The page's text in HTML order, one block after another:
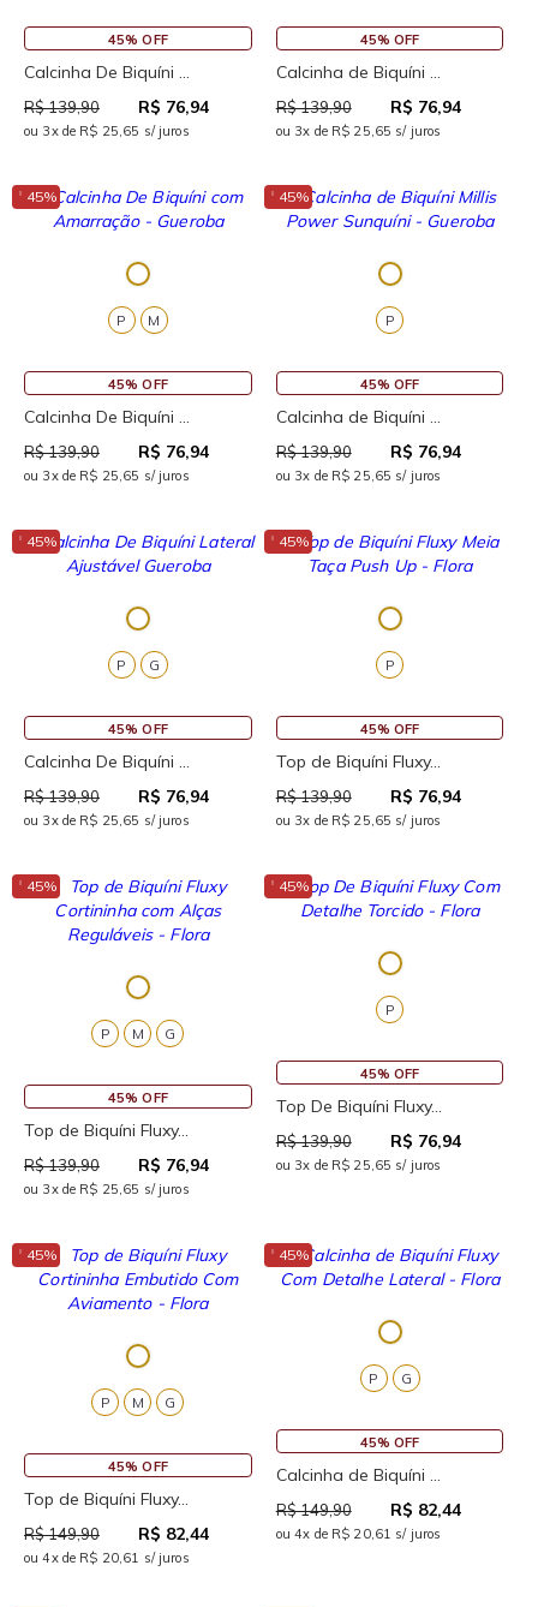
45% OFF
Calcinha De Biquíni ...
R$ 139,90 R$ 76,94
ou 3x de R$ 25,65 s/ juros
45% OFF
Calcinha de Biquíni ...
R$ 139,90 R$ 76,94
ou 3x de R$ 25,65 s/ juros
↓ 45%
M
P
45% OFF
Calcinha De Biquíni ...
R$ 139,90 R$ 76,94
ou 3x de R$ 25,65 s/ juros
↓ 45%
P
45% OFF
Calcinha de Biquíni ...
R$ 139,90 R$ 76,94
ou 3x de R$ 25,65 s/ juros
↓ 45%
G
P
45% OFF
Calcinha De Biquíni ...
R$ 139,90 R$ 76,94
ou 3x de R$ 25,65 s/ juros
↓ 45%
P
45% OFF
Top de Biquíni Fluxy...
R$ 139,90 R$ 76,94
ou 3x de R$ 25,65 s/ juros
↓ 45%
G
M
P
45% OFF
Top de Biquíni Fluxy...
R$ 139,90 R$ 76,94
ou 3x de R$ 25,65 s/ juros
↓ 45%
P
45% OFF
Top De Biquíni Fluxy...
R$ 139,90 R$ 76,94
ou 3x de R$ 25,65 s/ juros
↓ 45%
G
M
P
45% OFF
Top de Biquíni Fluxy...
R$ 149,90 R$ 82,44
ou 4x de R$ 20,61 s/ juros
↓ 45%
P G
45% OFF
Calcinha de Biquíni ...
R$ 149,90 R$ 82,44
ou 4x de R$ 20,61 s/ juros